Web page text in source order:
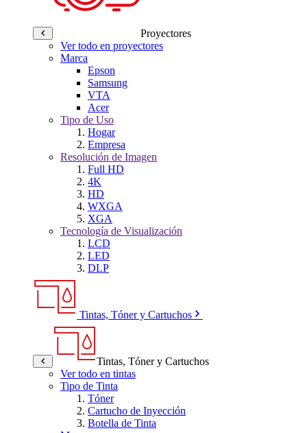
Proyectores
Ver todo en proyectores
Marca
Epson
Samsung
VTA
Acer
Tipo de Uso
Hogar
Empresa
Resolución de Imagen
Full HD
4K
HD
WXGA
XGA
Tecnología de Visualización
LCD
LED
DLP
Tintas, Tóner y Cartuchos
Tintas, Tóner y Cartuchos
Ver todo en tintas
Tipo de Tinta
Tóner
Cartucho de Inyección
Botella de Tinta